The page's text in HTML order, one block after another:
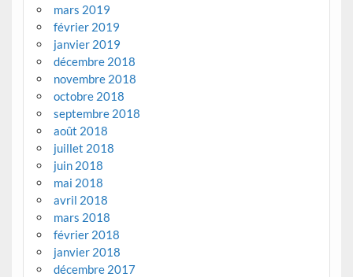
mars 2019
février 2019
janvier 2019
décembre 2018
novembre 2018
octobre 2018
septembre 2018
août 2018
juillet 2018
juin 2018
mai 2018
avril 2018
mars 2018
février 2018
janvier 2018
décembre 2017